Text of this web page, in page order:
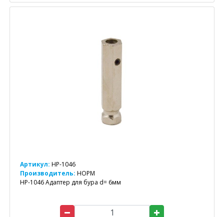
Артикул: HP-1046
Производитель: НОРМ
HP-1046 Адаптер для бура d= 6мм